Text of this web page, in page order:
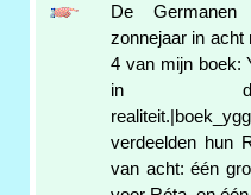
De
zonnejaar in acht
4 van mijn boek:
in de
verdeelden hun
van acht: één